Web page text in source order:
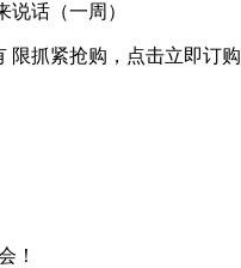
话（一周）
限抓紧抢购，点击立即订购
！